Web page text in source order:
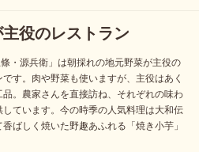
役のレストラン
・源兵衛」は朝採れの地元野菜が主役の
す。肉や野菜も使いますが、主役はあく
。農家さんを直接訪ね、それぞれの味わ
ています。今の時季の人気料理は大和伝
ばしく焼いた野趣あふれる「焼き小芋」